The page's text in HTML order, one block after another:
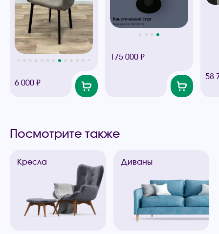
6 000 ₽
175 000 ₽
58
Посмотрите также
Кресла Диваны